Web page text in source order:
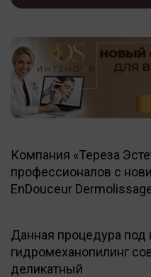
Компания «Тереза
профессионалов с
EnDouceur
Данная процедура под
гидромеханопилинг
деликатный